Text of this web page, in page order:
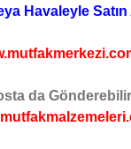
Havaleyle Satın
da